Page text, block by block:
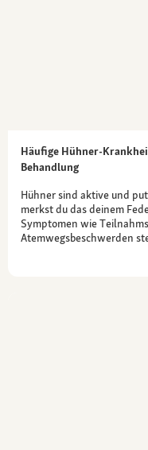
Häufige Hühner-
Behandlung
Hühner sind aktive und
merkst du das deinem
Symptomen wie
Atemwegsbeschwerden